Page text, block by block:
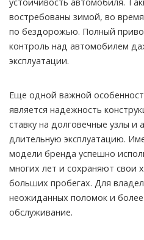
востребованы зимой, во
по бездорожью. Полный
контроль над автомобилем
эксплуатации.
Еще одной важной
является надежность
ставку на долговечные узлы и
длительную эксплуатацию.
модели бренда успешно
многих лет и сохраняют свои
больших пробегах. Для
неожиданных поломок и
обслуживание.